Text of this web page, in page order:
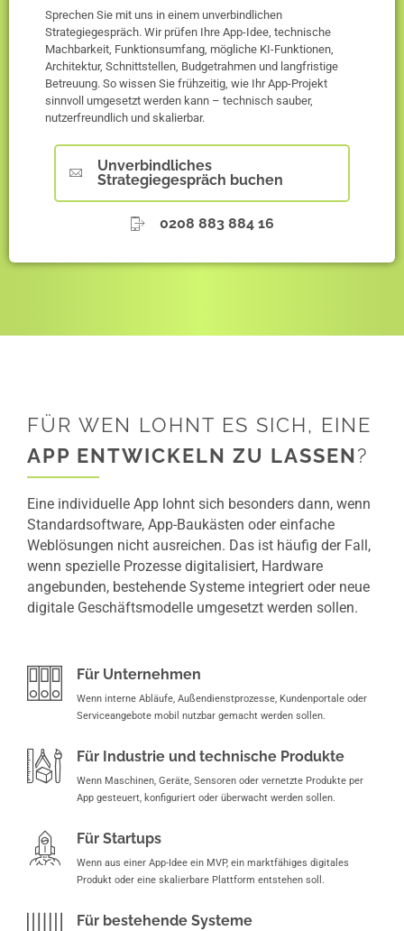
Sprechen Sie mit uns in einem unverbindlichen
Strategiegespräch. Wir prüfen Ihre App-Idee, technische
Machbarkeit, Funktionsumfang, mögliche KI-Funktionen,
Architektur, Schnittstellen, Budgetrahmen und langfristige
Betreuung. So wissen Sie frühzeitig, wie Ihr App-Projekt
sinnvoll umgesetzt werden kann – technisch sauber,
nutzerfreundlich und skalierbar.
Unverbindliches
Strategiegespräch buchen
0208 883 884 16
FÜR WEN LOHNT ES SICH, EINE
APP ENTWICKELN ZU LASSEN?
Eine individuelle App lohnt sich besonders dann, wenn
Standardsoftware, App-Baukästen oder einfache
Weblösungen nicht ausreichen. Das ist häufig der Fall,
wenn spezielle Prozesse digitalisiert, Hardware
angebunden, bestehende Systeme integriert oder neue
digitale Geschäftsmodelle umgesetzt werden sollen.
Für Unternehmen
Wenn interne Abläufe, Außendienstprozesse, Kundenportale oder
Serviceangebote mobil nutzbar gemacht werden sollen.
Für Industrie und technische Produkte
Wenn Maschinen, Geräte, Sensoren oder vernetzte Produkte per
App gesteuert, konfiguriert oder überwacht werden sollen.
Für Startups
Wenn aus einer App-Idee ein MVP, ein marktfähiges digitales
Produkt oder eine skalierbare Plattform entstehen soll.
Für bestehende Systeme